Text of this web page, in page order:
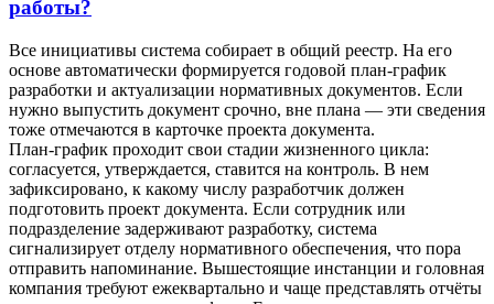
работы?
Все инициативы система собирает в общий реестр. На его
основе автоматически формируется годовой план-график
разработки и актуализации нормативных документов. Если
нужно выпустить документ срочно, вне плана — эти сведения
тоже отмечаются в карточке проекта документа.
План-график проходит свои стадии жизненного цикла:
согласуется, утверждается, ставится на контроль. В нем
зафиксировано, к какому числу разработчик должен
подготовить проект документа. Если сотрудник или
подразделение задерживают разработку, система
сигнализирует отделу нормативного обеспечения, что пора
отправить напоминание. Вышестоящие инстанции и головная
компания требуют ежеквартально и чаще представлять отчёты